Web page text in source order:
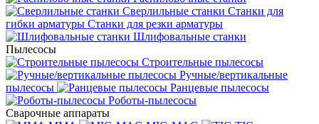
Сверлильные станки Станки для
гибки арматуры Станки для резки арматуры
Шлифовальные станки
Пылесосы
Строительные пылесосы
Ручные/вертикальные
пылесосы
Ранцевые пылесосы
Роботы-пылесосы
Сварочные аппараты